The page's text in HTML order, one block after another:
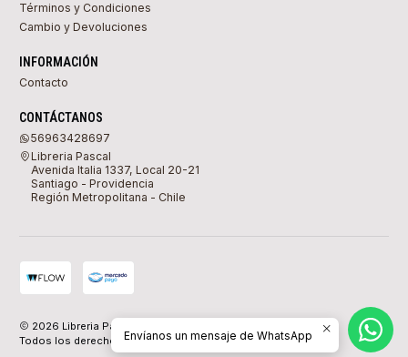
Términos y Condiciones
Cambio y Devoluciones
INFORMACIÓN
Contacto
CONTÁCTANOS
56963428697
Libreria Pascal
Avenida Italia 1337, Local 20-21
Santiago - Providencia
Región Metropolitana - Chile
2026 Libreria Pascal.
Todos los derechos reservados. Desarrollado por Jumpseller
Envíanos un mensaje de WhatsApp